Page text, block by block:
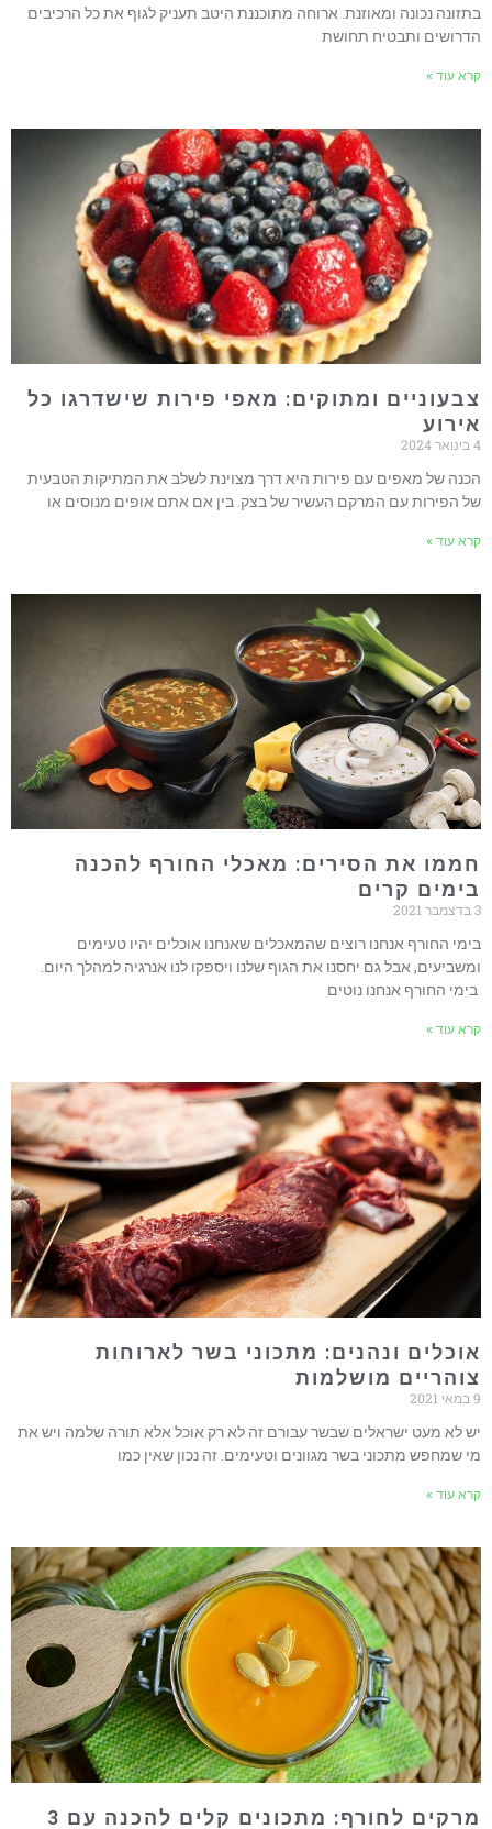
בתזונה נכונה ומאוזנת. ארוחה מתוכננת היטב תעניק לגוף את כל הרכיבים
הדרושים ותבטיח תחושת
קרא עוד »
צבעוניים ומתוקים: מאפי פירות שישדרגו כל
אירוע
4 בינואר 2024
הכנה של מאפים עם פירות היא דרך מצוינת לשלב את המתיקות הטבעית
של הפירות עם המרקם העשיר של בצק. בין אם אתם אופים מנוסים או
קרא עוד »
חממו את הסירים: מאכלי החורף להכנה
בימים קרים
3 בדצמבר 2021
בימי החורף אנחנו רוצים שהמאכלים שאנחנו אוכלים יהיו טעימים
ומשביעים, אבל גם יחסנו את הגוף שלנו ויספקו לנו אנרגיה למהלך היום.
בימי החורף אנחנו נוטים
קרא עוד »
אוכלים ונהנים: מתכוני בשר לארוחות
צוהריים מושלמות
9 במאי 2021
יש לא מעט ישראלים שבשר עבורם זה לא רק אוכל אלא תורה שלמה ויש את
מי שמחפש מתכוני בשר מגוונים וטעימים. זה נכון שאין כמו
קרא עוד »
מרקים לחורף: מתכונים קלים להכנה עם 3